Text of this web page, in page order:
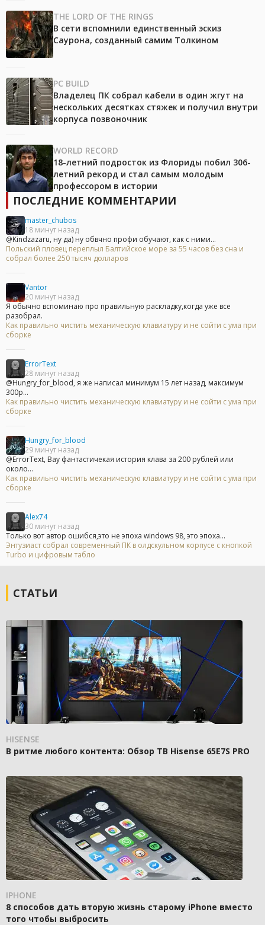
THE LORD OF THE RINGS
В сети вспомнили единственный эскиз
Саурона, созданный самим Толкином
PC BUILD
Владелец ПК собрал кабели в один жгут на
нескольких десятках стяжек и получил внутри
корпуса позвоночник
WORLD RECORD
18-летний подросток из Флориды побил 306-
летний рекорд и стал самым молодым
профессором в истории
ПОСЛЕДНИЕ КОММЕНТАРИИ
master_chubos
18 минут назад
@Kindzazaru, ну да) ну обвчно профи обучают, как с ними...
Польский пловец переплыл Балтийское море за 55 часов без сна и
собрал более 250 тысяч долларов
Vantor
20 минут назад
Я обычно вспоминаю про правильную раскладку,когда уже все
разобрал.
Как правильно чистить механическую клавиатуру и не сойти с ума при
сборке
ErrorText
28 минут назад
@Hungry_for_blood, я же написал минимум 15 лет назад, максимум
300р...
Как правильно чистить механическую клавиатуру и не сойти с ума при
сборке
Hungry_for_blood
29 минут назад
@ErrorText, Вау фантастичекая история клава за 200 рублей или
около...
Как правильно чистить механическую клавиатуру и не сойти с ума при
сборке
Alex74
30 минут назад
Только вот автор ошибся,это не эпоха windows 98, это эпоха...
Энтузиаст собрал современный ПК в олдскульном корпусе с кнопкой
Turbo и цифровым табло
СТАТЬИ
HISENSE
В ритме любого контента: Обзор ТВ Hisense 65E7S PRO
IPHONE
8 способов дать вторую жизнь старому iPhone вместо
того чтобы выбросить